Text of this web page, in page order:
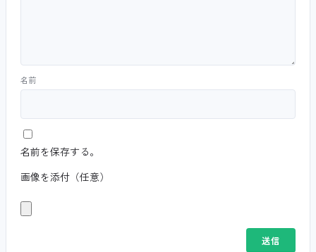
名前
名前を保存する。
画像を添付（任意）